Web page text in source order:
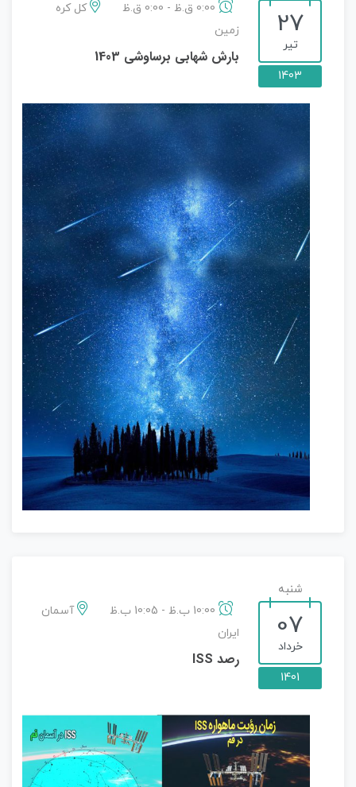
27
تیر
1403
کل کره
زمین
بارش شهابی برساوشی 1403
شنبه
07
خرداد
1401
آسمان
ایران
رصد ISS